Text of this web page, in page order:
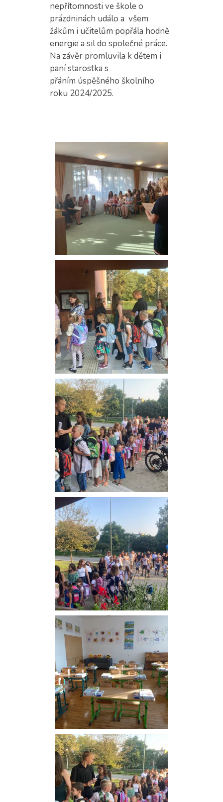
nepřítomnosti ve škole o
prázdninách událo a všem
žákům i učitelům popřála hodně
energie a sil do společné práce.
Na závěr promluvila k dětem i
paní starostka s
přáním úspěšného školního
roku 2024/2025.